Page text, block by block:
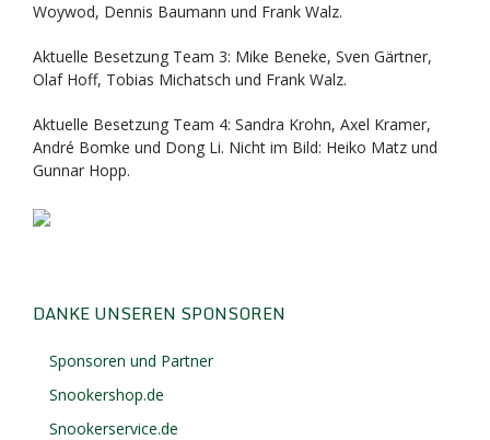
Woywod, Dennis Baumann und Frank Walz.
Aktuelle Besetzung Team 3: Mike Beneke, Sven Gärtner,
Olaf Hoff, Tobias Michatsch und Frank Walz.
Aktuelle Besetzung Team 4: Sandra Krohn, Axel Kramer,
André Bomke und Dong Li. Nicht im Bild: Heiko Matz und
Gunnar Hopp.
DANKE UNSEREN SPONSOREN
Sponsoren und Partner
Snookershop.de
Snookerservice.de